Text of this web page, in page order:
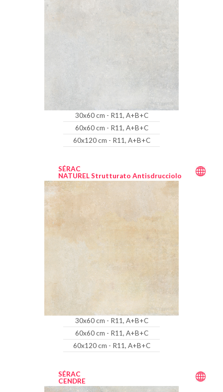
30x60 cm - R11, A+B+C
60x60 cm - R11, A+B+C
60x120 cm - R11, A+B+C
SÉRAC
NATUREL Strutturato Antisdrucciolo
30x60 cm - R11, A+B+C
60x60 cm - R11, A+B+C
60x120 cm - R11, A+B+C
SÉRAC
CENDRE